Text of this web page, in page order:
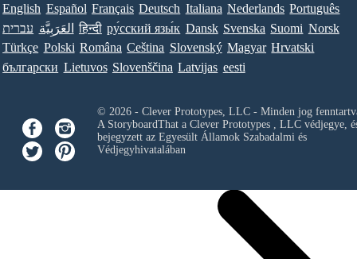
English Español Français Deutsch Italiana Nederlands Português
עברית العَرَبِيَّة हिन्दी ру́сский язы́к Dansk Svenska Suomi Norsk
Türkçe Polski Româna Ceština Slovenský Magyar Hrvatski
български Lietuvos Slovenščina Latvijas eesti
© 2026 - Clever Prototypes, LLC - Minden jog
A StoryboardThat a Clever Prototypes , LLCvédjegye,
bejegyzett az Egyesült Államok Szabadalmi és
Védjegyhivatalában